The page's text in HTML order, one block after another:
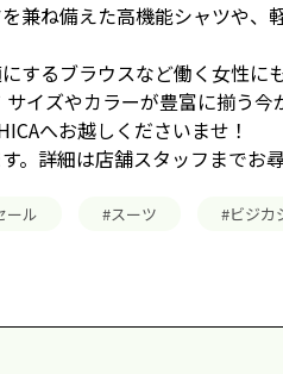
兼ね備えた高機能シャツや、
するブラウスなど働く女性に
イズやカラーが豊富に揃う今
へお越しくださいませ！
。詳細は店舗スタッフまでお尋
ール #スーツ #ビジカ